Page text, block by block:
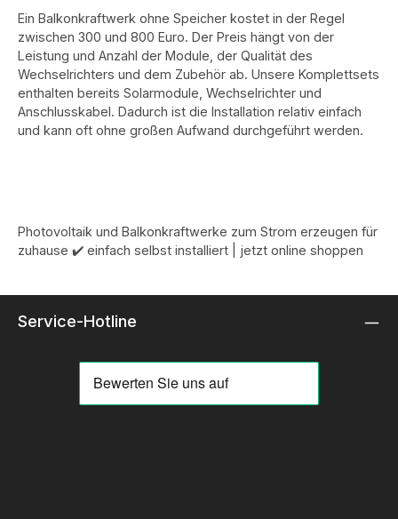
Ein Balkonkraftwerk ohne Speicher kostet in der Regel
zwischen 300 und 800 Euro. Der Preis hängt von der
Leistung und Anzahl der Module, der Qualität des
Wechselrichters und dem Zubehör ab. Unsere Komplettsets
enthalten bereits Solarmodule, Wechselrichter und
Anschlusskabel. Dadurch ist die Installation relativ einfach
und kann oft ohne großen Aufwand durchgeführt werden.
Photovoltaik und Balkonkraftwerke zum Strom erzeugen für
zuhause ✔️ einfach selbst installiert | jetzt online shoppen
Service-Hotline